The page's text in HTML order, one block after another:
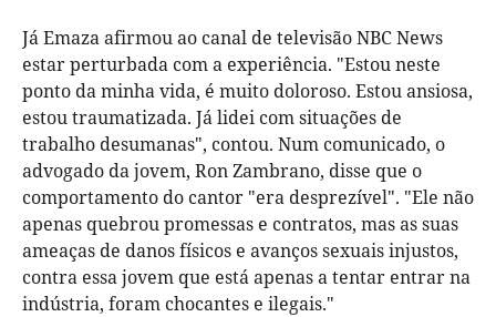
Já Emaza afirmou ao canal de televisão NBC News
estar perturbada com a experiência. "Estou neste
ponto da minha vida, é muito doloroso. Estou ansiosa,
estou traumatizada. Já lidei com situações de
trabalho desumanas", contou. Num comunicado, o
advogado da jovem, Ron Zambrano, disse que o
comportamento do cantor "era desprezível". "Ele não
apenas quebrou promessas e contratos, mas as suas
ameaças de danos físicos e avanços sexuais injustos,
contra essa jovem que está apenas a tentar entrar na
indústria, foram chocantes e ilegais."